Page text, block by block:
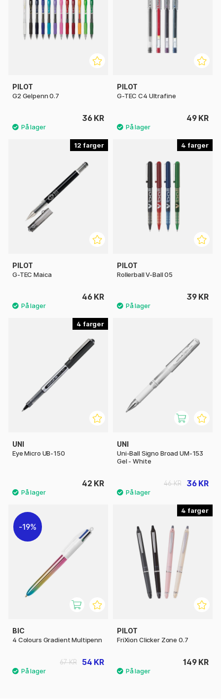
PILOT
G2 Gelpenn 0.7
36 KR
PILOT
G-TEC C4 Ultrafine
49 KR
12
PILOT
G-TEC Maica
46 KR
4
PILOT
Rollerball V-Ball 05
39 KR
4
UNI
Eye Micro UB-150
42 KR
UNI
Uni-Ball Signo Broad UM-153
Gel - White
36 KR
46 KR
19%
BIC
4 Colours Gradient Multipenn
54 KR
67 KR
4
PILOT
FriXion Clicker Zone 0.7
149 KR